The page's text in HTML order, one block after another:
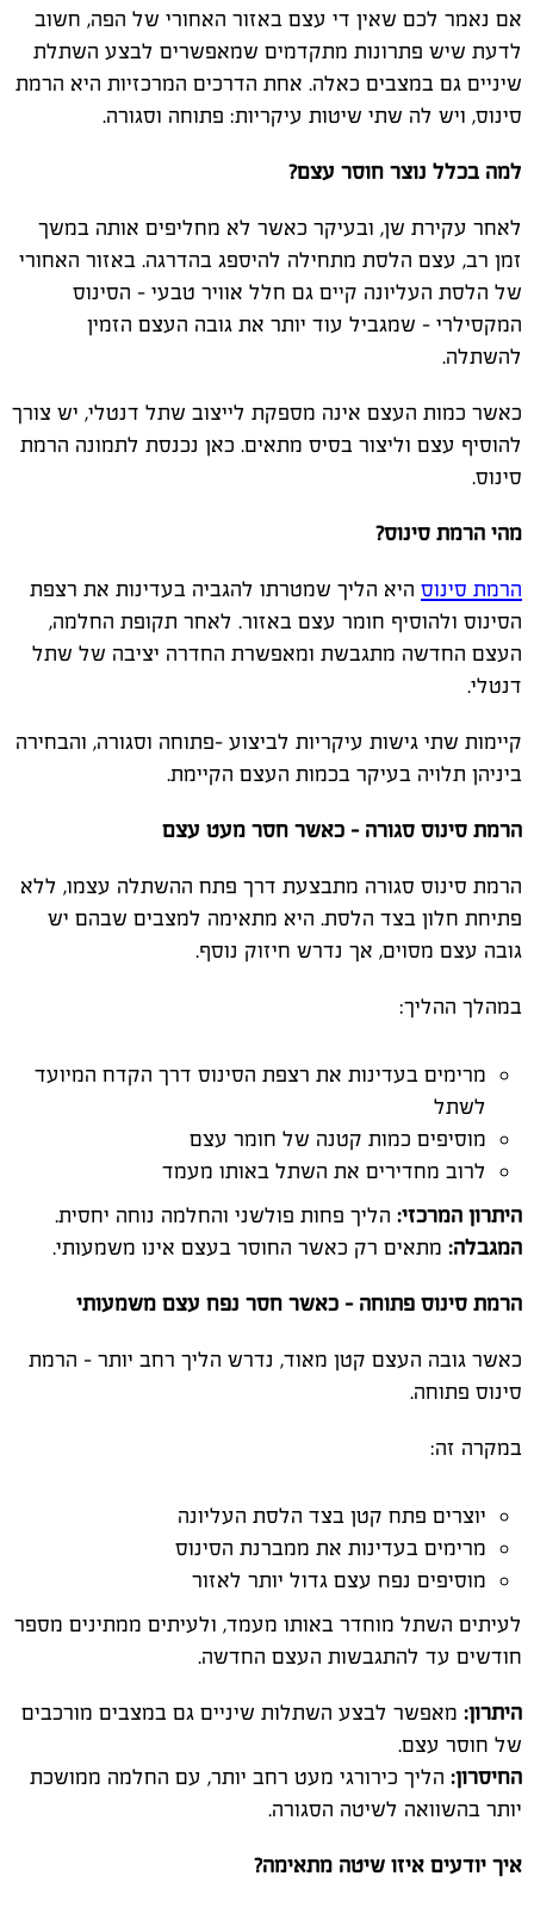
אם נאמר לכם שאין די עצם באזור האחורי של הפה, חשוב
לדעת שיש פתרונות מתקדמים שמאפשרים לבצע השתלת
שיניים גם במצבים כאלה. אחת הדרכים המרכזיות היא הרמת
סינוס, ויש לה שתי שיטות עיקריות: פתוחה וסגורה.
למה בכלל נוצר חוסר עצם?
לאחר עקירת שן, ובעיקר כאשר לא מחליפים אותה במשך
זמן רב, עצם הלסת מתחילה להיספג בהדרגה. באזור האחורי
של הלסת העליונה קיים גם חלל אוויר טבעי – הסינוס
המקסילרי - שמגביל עוד יותר את גובה העצם הזמין
להשתלה.
כאשר כמות העצם אינה מספקת לייצוב שתל דנטלי, יש צורך
להוסיף עצם וליצור בסיס מתאים. כאן נכנסת לתמונה הרמת
סינוס.
מהי הרמת סינוס?
הרמת סינוס היא הליך שמטרתו להגביה בעדינות את רצפת
הסינוס ולהוסיף חומר עצם באזור. לאחר תקופת החלמה,
העצם החדשה מתגבשת ומאפשרת החדרה יציבה של שתל
דנטלי.
קיימות שתי גישות עיקריות לביצוע -פתוחה וסגורה, והבחירה
ביניהן תלויה בעיקר בכמות העצם הקיימת.
הרמת סינוס סגורה - כאשר חסר מעט עצם
הרמת סינוס סגורה מתבצעת דרך פתח ההשתלה עצמו, ללא
פתיחת חלון בצד הלסת. היא מתאימה למצבים שבהם יש
גובה עצם מסוים, אך נדרש חיזוק נוסף.
במהלך ההליך:
מרימים בעדינות את רצפת הסינוס דרך הקדח המיועד
לשתל
מוסיפים כמות קטנה של חומר עצם
לרוב מחדירים את השתל באותו מעמד
היתרון המרכזי: הליך פחות פולשני והחלמה נוחה יחסית.
המגבלה: מתאים רק כאשר החוסר בעצם אינו משמעותי.
הרמת סינוס פתוחה - כאשר חסר נפח עצם משמעותי
כאשר גובה העצם קטן מאוד, נדרש הליך רחב יותר – הרמת
סינוס פתוחה.
במקרה זה:
יוצרים פתח קטן בצד הלסת העליונה
מרימים בעדינות את ממברנת הסינוס
מוסיפים נפח עצם גדול יותר לאזור
לעיתים השתל מוחדר באותו מעמד, ולעיתים ממתינים מספר
חודשים עד להתגבשות העצם החדשה.
היתרון: מאפשר לבצע השתלות שיניים גם במצבים מורכבים
של חוסר עצם.
החיסרון: הליך כירורגי מעט רחב יותר, עם החלמה ממושכת
יותר בהשוואה לשיטה הסגורה.
איך יודעים איזו שיטה מתאימה?